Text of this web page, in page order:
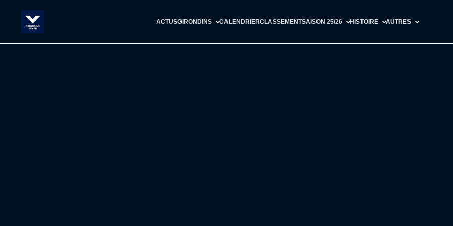
ACTUSGIRONDINS CALENDRIERCLASSEMENTSAISON 25/26 HISTOIRE AUTRES